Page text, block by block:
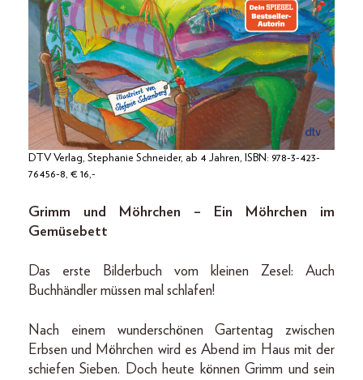
DTV Verlag, Stephanie Schneider, ab 4 Jahren, ISBN: 978-3-423-
76456-8, € 16,-
Grimm und Möhrchen – Ein Möhrchen im
Gemüsebett
Das erste Bilderbuch vom kleinen Zesel: Auch
Buchhändler müssen mal schlafen!
Nach einem wunderschönen Gartentag zwischen
Erbsen und Möhrchen wird es Abend im Haus mit der
schiefen Sieben. Doch heute können Grimm und sein